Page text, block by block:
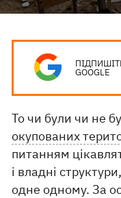
GOOGLE
То чи були чи не
окупованих
питанням
і владні
одне одному. За